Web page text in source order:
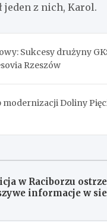
jeden z nich, Karol.
Sukcesy drużyny
Rzeszów
modernizacji Doliny
w Raciborzu
informacje w